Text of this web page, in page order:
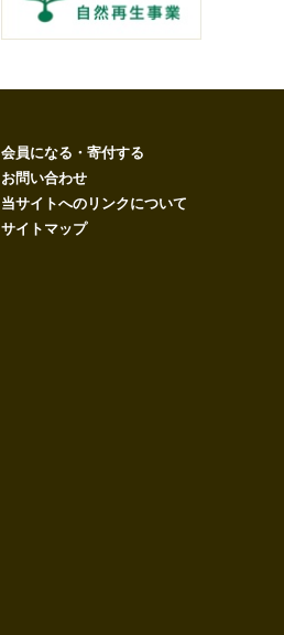
会員になる・寄付する
お問い合わせ
当サイトへのリンクについて
サイトマップ